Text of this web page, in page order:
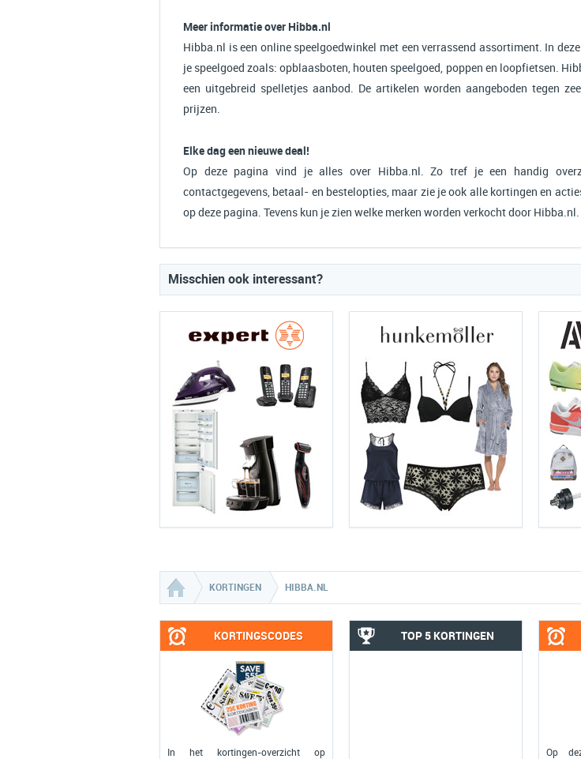
Meer informatie over Hibba.nl
Hibba.nl is een online speelgoedwinkel met een verrassend assortiment. In
je speelgoed zoals: opblaasboten, houten speelgoed, poppen en loopfietsen.
een uitgebreid spelletjes aanbod. De artikelen worden aangeboden tegen
prijzen.
Elke dag een nieuwe deal!
Op deze pagina vind je alles over Hibba.nl. Zo tref je een handig
contactgegevens, betaal- en bestelopties, maar zie je ook alle kortingen en
op deze pagina. Tevens kun je zien welke merken worden verkocht door Hibba.nl.
Misschien ook interessant?
KORTINGEN HIBBA.NL
KORTINGSCODES
In het kortingen-overzicht op
TOP 5 KORTINGEN
Op